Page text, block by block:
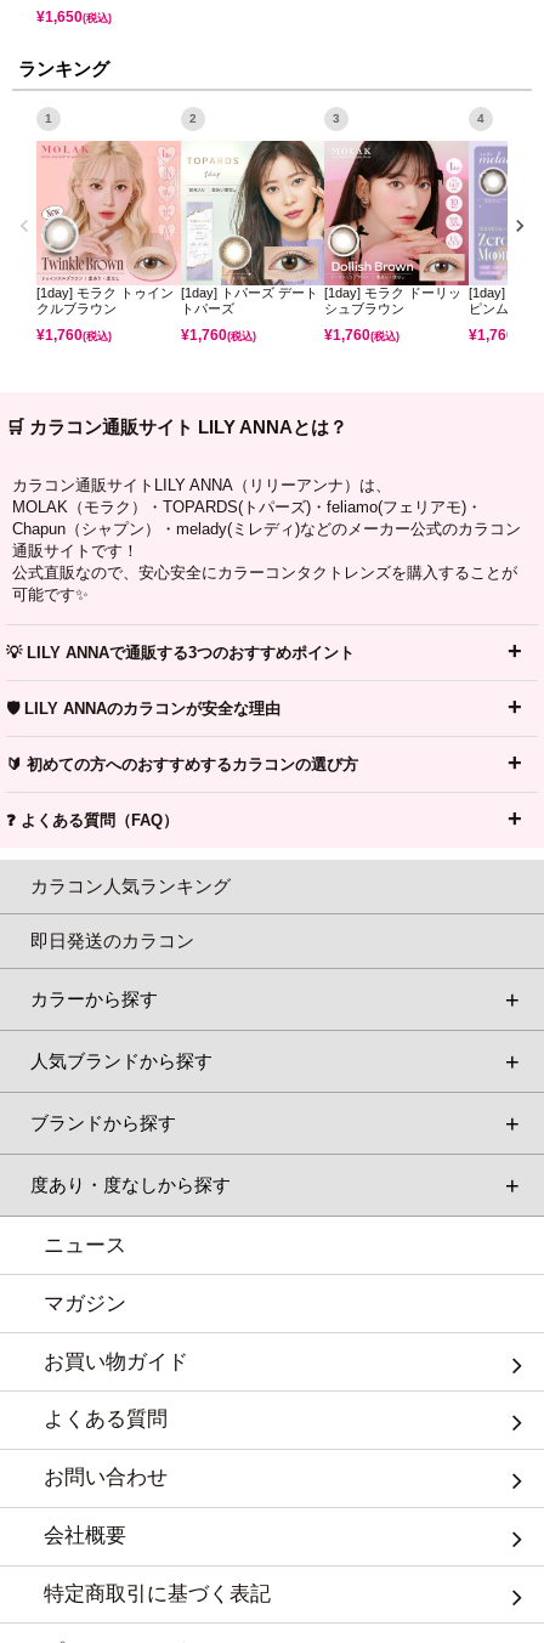
¥1,650(税込)
ランキング
1
[1day] モラク トゥイン
クルブラウン
¥1,760(税込)
2
[1day] トパーズ デート
トパーズ
¥1,760(税込)
3
[1day] モラク ドーリッ
シュブラウン
¥1,760(税込)
4
[1day] ミレ
ピンムーン
¥1,760
🛒 カラコン通販サイト LILY ANNAとは？
カラコン通販サイトLILY ANNA（リリーアンナ）は、
MOLAK（モラク）・TOPARDS(トパーズ)・feliamo(フェリアモ)・
Chapun（シャプン）・melady(ミレディ)などのメーカー公式のカラコン
通販サイトです！
公式直販なので、安心安全にカラーコンタクトレンズを購入することが
可能です✨
💡 LILY ANNAで通販する3つのおすすめポイント
🛡️ LILY ANNAのカラコンが安全な理由
🔰 初めての方へのおすすめするカラコンの選び方
❓ よくある質問（FAQ）
カラコン人気ランキング
即日発送のカラコン
カラーから探す
人気ブランドから探す
ブランドから探す
度あり・度なしから探す
ニュース
マガジン
お買い物ガイド
よくある質問
お問い合わせ
会社概要
特定商取引に基づく表記